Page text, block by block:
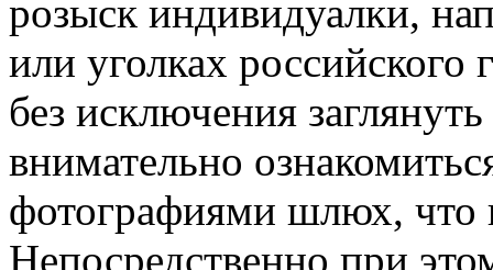
розыск индивидуалки,
или уголках российского
без исключения
внимательно
фотографиями шлюх, что
Непосредственно при